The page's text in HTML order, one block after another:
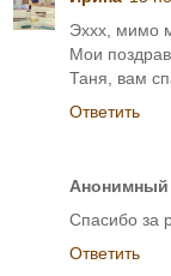
Эххх, мимо
Мои
Таня, вам
Ответить
Анонимный
Спасибо за
Ответить